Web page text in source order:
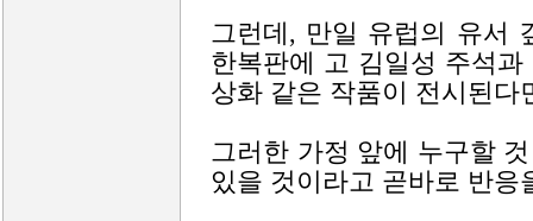
그런데, 만일 유럽의 유서
한복판에 고 김일성 주석
상화 같은 작품이 전시된다
그러한 가정 앞에 누구할
있을 것이라고 곧바로 반응